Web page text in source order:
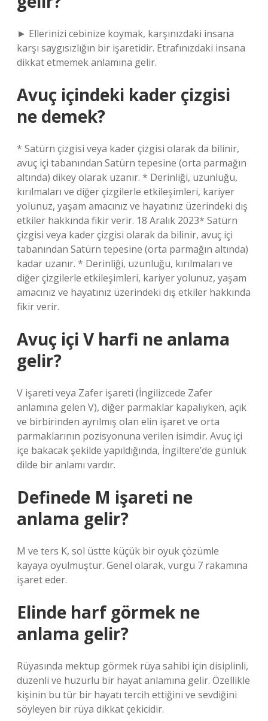
► Ellerinizi cebinize koymak, karşınızdaki insana
karşı saygısızlığın bir işaretidir. Etrafınızdaki insana
dikkat etmemek anlamına gelir.
Avuç içindeki kader çizgisi
ne demek?
* Satürn çizgisi veya kader çizgisi olarak da bilinir,
avuç içi tabanından Satürn tepesine (orta parmağın
altında) dikey olarak uzanır. * Derinliği, uzunluğu,
kırılmaları ve diğer çizgilerle etkileşimleri, kariyer
yolunuz, yaşam amacınız ve hayatınız üzerindeki dış
etkiler hakkında fikir verir. 18 Aralık 2023* Satürn
çizgisi veya kader çizgisi olarak da bilinir, avuç içi
tabanından Satürn tepesine (orta parmağın altında)
kadar uzanır. * Derinliği, uzunluğu, kırılmaları ve
diğer çizgilerle etkileşimleri, kariyer yolunuz, yaşam
amacınız ve hayatınız üzerindeki dış etkiler hakkında
fikir verir.
Avuç içi V harfi ne anlama
gelir?
V işareti veya Zafer işareti (İngilizcede Zafer
anlamına gelen V), diğer parmaklar kapalıyken, açık
ve birbirinden ayrılmış olan elin işaret ve orta
parmaklarının pozisyonuna verilen isimdir. Avuç içi
içe bakacak şekilde yapıldığında, İngiltere’de günlük
dilde bir anlamı vardır.
Definede M işareti ne
anlama gelir?
M ve ters K, sol üstte küçük bir oyuk çözümle
kayaya oyulmuştur. Genel olarak, vurgu 7 rakamına
işaret eder.
Elinde harf görmek ne
anlama gelir?
Rüyasında mektup görmek rüya sahibi için disiplinli,
düzenli ve huzurlu bir hayat anlamına gelir. Özellikle
kişinin bu tür bir hayatı tercih ettiğini ve sevdiğini
söyleyen bir rüya dikkat çekicidir.